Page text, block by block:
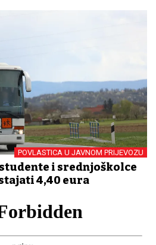
POVLASTICA U JAVNOM PRIJEVOZU
i srednjoškolce
4,40 eura